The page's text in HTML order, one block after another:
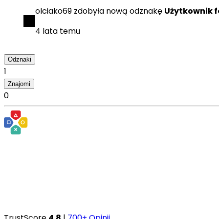
olciako69 zdobyła nową odznakę Użytkownik
4 lata temu
Odznaki
1
Znajomi
0